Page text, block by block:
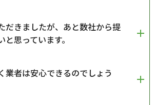
だきましたが、あと数社から提
思っています。
業者は安心できるのでしょう